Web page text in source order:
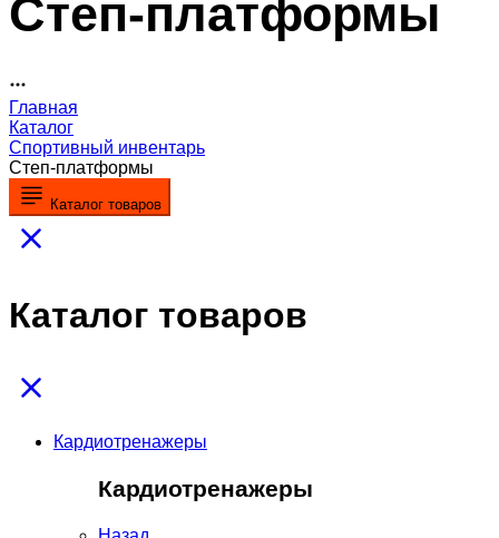
Степ-платформы
Главная
Каталог
Спортивный инвентарь
Степ-платформы
Каталог товаров
Каталог товаров
Кардиотренажеры
Кардиотренажеры